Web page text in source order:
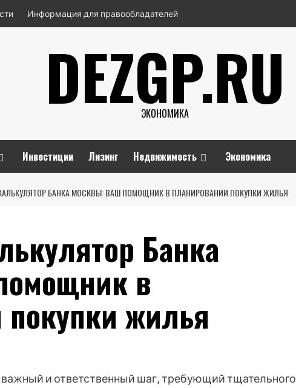
Информация для правообладателей
DEZGP.RU
ЭКОНОМИКА
Инвестиции Лизинг Недвижимость Экономика
БАНКА МОСКВЫ: ВАШ ПОМОЩНИК В ПЛАНИРОВАНИИ ПОКУПКИ ЖИЛЬЯ
Банка
в
жилья
и ответственный шаг‚ требующий тщательного